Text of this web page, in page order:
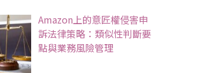
Amazon上的意匠權侵害申
訴法律策略：類似性判斷要
點與業務風險管理